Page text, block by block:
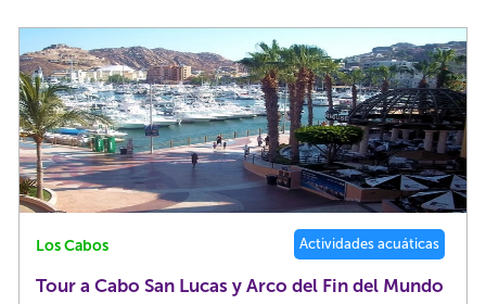
Los Cabos Actividades acuáticas
Tour a Cabo San Lucas y Arco del Fin del Mundo